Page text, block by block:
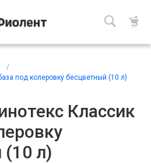
/
под колеровку бесцветный (10 л)
Классик
(10 л)